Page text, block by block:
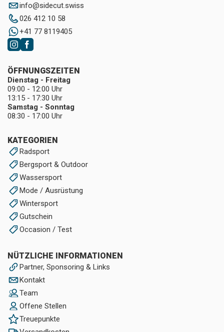
info@sidecut.swiss
026 412 10 58
+41 77 8119405
KATEGORIEN
Radsport
Bergsport & Outdoor
Wassersport
Mode / Ausrüstung
Wintersport
Gutschein
Occasion / Test
NÜTZLICHE INFORMATIONEN
Partner, Sponsoring & Links
Kontakt
Team
Offene Stellen
Treuepunkte
ÖFFNUNGSZEITEN
Dienstag - Freitag
09:00 - 12:00 Uhr
13:15 - 17:30 Uhr
Samstag - Sonntag
08:30 - 17:00 Uhr